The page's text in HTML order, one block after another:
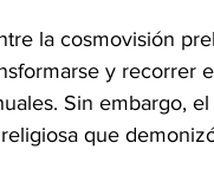
la cosmovisión
y recorrer
Sin embargo,
que